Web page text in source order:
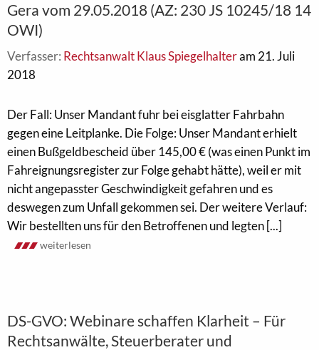
Gera vom 29.05.2018 (AZ: 230 JS 10245/18 14
OWI)
Verfasser: Rechtsanwalt Klaus Spiegelhalteram 21. Juli
2018
Der Fall: Unser Mandant fuhr bei eisglatter Fahrbahn
gegen eine Leitplanke. Die Folge: Unser Mandant erhielt
einen Bußgeldbescheid über 145,00 € (was einen Punkt im
Fahreignungsregister zur Folge gehabt hätte), weil er mit
nicht angepasster Geschwindigkeit gefahren und es
deswegen zum Unfall gekommen sei. Der weitere Verlauf:
Wir bestellten uns für den Betroffenen und legten [...]
weiterlesen
DS-GVO: Webinare schaffen Klarheit – Für
Rechtsanwälte, Steuerberater und